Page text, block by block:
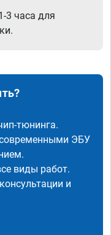
3 часа для
тюнинга.
ЭБУ
виды работ.
и